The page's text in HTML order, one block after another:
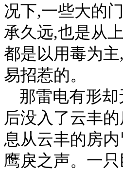
况下,一些大的
承久远,也是从
都是以用毒为
易招惹的。
那雷电有形
后没入了云丰
息从云丰的房
鹰戾之声。一